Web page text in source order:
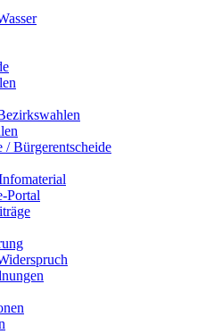
/ Bürgerentscheide
Portal